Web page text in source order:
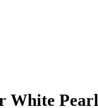
White Pearl